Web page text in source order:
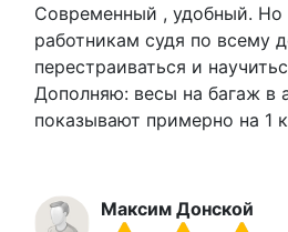
Современный , удобный.
работникам судя по всему
перестраиваться и
Дополняю: весы на багаж в
показывают примерно на 1
Максим Донской